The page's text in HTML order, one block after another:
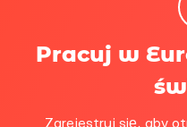
Pracuj w
Zarejestruj się, aby